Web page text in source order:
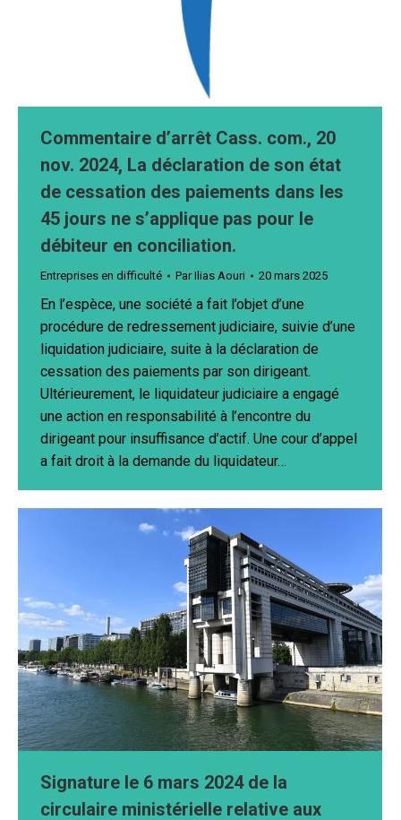
Commentaire d’arrêt Cass. com., 20
nov. 2024, La déclaration de son état
de cessation des paiements dans les
45 jours ne s’applique pas pour le
débiteur en conciliation.
Entreprises en difficulté ParIlias Aouri 20 mars 2025
En l’espèce, une société a fait l’objet d’une
procédure de redressement judiciaire, suivie d’une
liquidation judiciaire, suite à la déclaration de
cessation des paiements par son dirigeant.
Ultérieurement, le liquidateur judiciaire a engagé
une action en responsabilité à l’encontre du
dirigeant pour insuffisance d’actif. Une cour d’appel
a fait droit à la demande du liquidateur…
Signature le 6 mars 2024 de la
circulaire ministérielle relative aux